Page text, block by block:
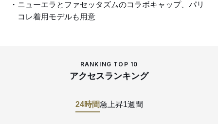
ニューエラとファセッタズムのコラボキャップ、パリ
コレ着用モデルも用意
RANKING TOP 10
アクセスランキング
24時間急上昇1週間